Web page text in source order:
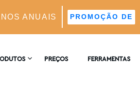
ANUAIS PROMOÇÃO DE
PREÇOS FERRAMENTAS